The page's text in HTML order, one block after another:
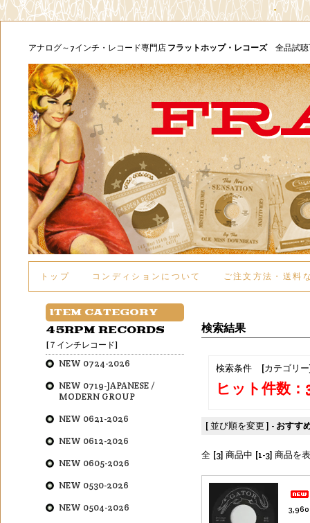
アナログ～7インチ・レコード専門店 フラットホップ・レコーズ全品試
トップ コンディションについて ご注文方法・送料
検索結果
検索条件 [カテゴリ
ヒット件数：
[ 並び順を変更 ] - おすす
全 [3] 商品中 [1-3] 商品を
ITEM CATEGORY
45RPM RECORDS
[７インチレコード]
NEW 0724-2026
NEW 0719-JAPANESE /
MODERN GROUP
NEW 0621-2026
NEW 0612-2026
NEW 0605-2026
NEW 0530-2026
NEW 0504-2026